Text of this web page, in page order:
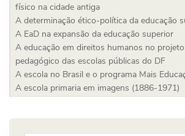
físico na cidade antiga
A determinação ético-política da educação
A EaD na expansão da educação superior
A educação em direitos humanos no
pedagógico das escolas públicas do DF
A escola no Brasil e o programa Mais
A escola primaria em imagens (1886-1971)